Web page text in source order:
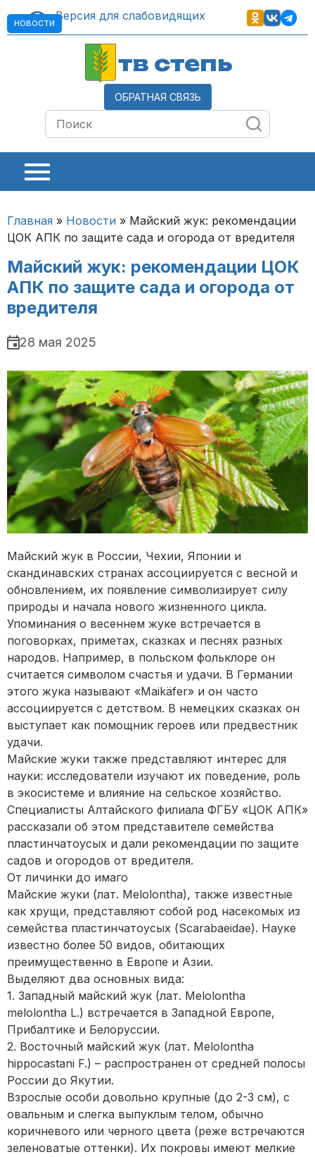
Версия для слабовидящих
тв степь
ОБРАТНАЯ СВЯЗЬ
Главная » Новости » Майский жук: рекомендации
ЦОК АПК по защите сада и огорода от вредителя
Майский жук: рекомендации ЦОК
АПК по защите сада и огорода от
вредителя
НОВОСТИ
28 мая 2025
Майский жук в России, Чехии, Японии и
скандинавских странах ассоциируется с весной и
обновлением, их появление символизирует силу
природы и начала нового жизненного цикла.
Упоминания о весеннем жуке встречается в
поговорках, приметах, сказках и песнях разных
народов. Например, в польском фольклоре он
считается символом счастья и удачи. В Германии
этого жука называют «Maikäfer» и он часто
ассоциируется с детством. В немецких сказках он
выступает как помощник героев или предвестник
удачи.
Майские жуки также представляют интерес для
науки: исследователи изучают их поведение, роль
в экосистеме и влияние на сельское хозяйство.
Специалисты Алтайского филиала ФГБУ «ЦОК АПК»
рассказали об этом представителе семейства
пластинчатоусых и дали рекомендации по защите
садов и огородов от вредителя.
От личинки до имаго
Майские жуки (лат. Melolontha), также известные
как хрущи, представляют собой род насекомых из
семейства пластинчатоусых (Scarabaeidae). Науке
известно более 50 видов, обитающих
преимущественно в Европе и Азии.
Выделяют два основных вида:
1. Западный майский жук (лат. Melolontha
melolontha L.) встречается в Западной Европе,
Прибалтике и Белоруссии.
2. Восточный майский жук (лат. Melolontha
hippocastani F.) – распространен от средней полосы
России до Якутии.
Взрослые особи довольно крупные (до 2-3 см), с
овальным и слегка выпуклым телом, обычно
коричневого или черного цвета (реже встречаются
зеленоватые оттенки). Их покровы имеют мелкие